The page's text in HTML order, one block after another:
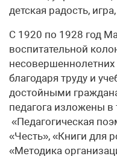
детская радость,
С 1920 по 1928 год
воспитательной
благодаря труду и
достойными
педагога изложены в
«Педагогическая
«Честь», «Книги для
«Методика